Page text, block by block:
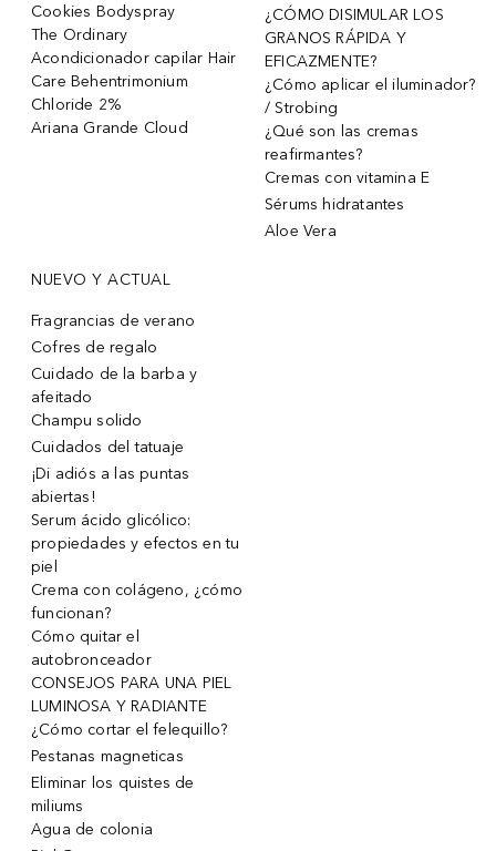
Cookies Bodyspray
The Ordinary
Acondicionador capilar Hair
Care Behentrimonium
Chloride 2%
Ariana Grande Cloud
¿CÓMO DISIMULAR LOS
GRANOS RÁPIDA Y
EFICAZMENTE?
¿Cómo aplicar el iluminador?
/ Strobing
¿Qué son las cremas
reafirmantes?
Cremas con vitamina E
Sérums hidratantes
Aloe Vera
NUEVO Y ACTUAL
Fragrancias de verano
Cofres de regalo
Cuidado de la barba y
afeitado
Champu solido
Cuidados del tatuaje
¡Di adiós a las puntas
abiertas!
Serum ácido glicólico:
propiedades y efectos en tu
piel
Crema con colágeno, ¿cómo
funcionan?
Cómo quitar el
autobronceador
CONSEJOS PARA UNA PIEL
LUMINOSA Y RADIANTE
¿Cómo cortar el felequillo?
Pestanas magneticas
Eliminar los quistes de
miliums
Agua de colonia